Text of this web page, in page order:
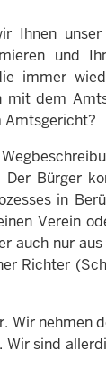
Ihnen
und
immer
dem
Amtsgericht?
Der Bürger
in
Verein
auch nur
Richter
Wir nehmen
sind